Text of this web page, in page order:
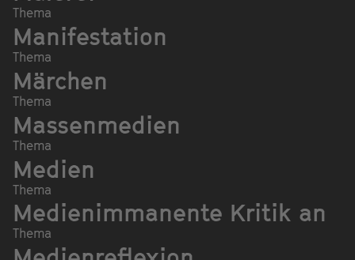
Thema
Manifestation
Thema
Märchen
Thema
Massenmedien
Thema
Medien
Thema
Medienimmanente Kritik an
Thema